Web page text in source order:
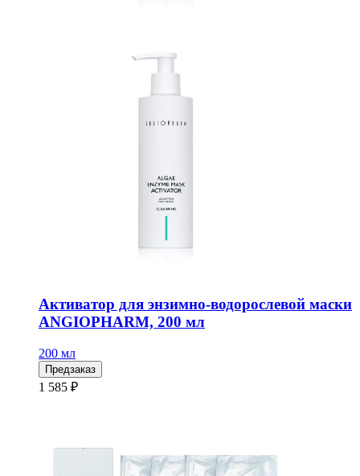
Активатор для энзимно-водорослевой маски
ANGIOPHARM, 200 мл
200 мл
Предзаказ
1 585 ₽